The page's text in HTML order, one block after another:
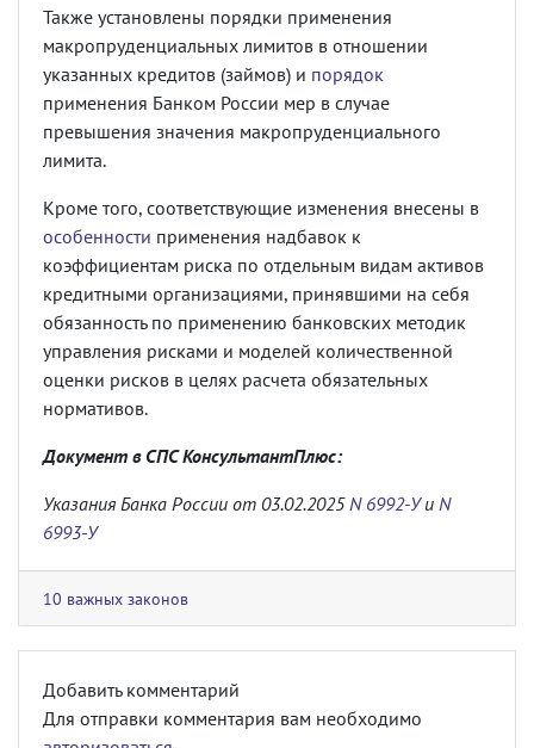
Также установлены порядки применения
макропруденциальных лимитов в отношении
указанных кредитов (займов) и порядок
применения Банком России мер в случае
превышения значения макропруденциального
лимита.
Кроме того, соответствующие изменения внесены в
особенности применения надбавок к
коэффициентам риска по отдельным видам активов
кредитными организациями, принявшими на себя
обязанность по применению банковских методик
управления рисками и моделей количественной
оценки рисков в целях расчета обязательных
нормативов.
Документ в СПС КонсультантПлюс:
Указания Банка России от 03.02.2025N 6992-Уи N
6993-У
10 важных законов
Добавить комментарий
Для отправки комментария вам необходимо